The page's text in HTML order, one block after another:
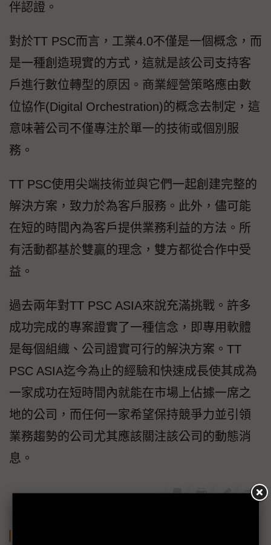
伴認證。
對於TT PSC而言，工業4.0不僅是一個概念，而
是一種創造現實的方式，這就是該公司支持客
戶進行數位轉型的原因。商業經營策略應由數
位協作(Digital Orchestration)的概念去制定，這
意味著公司不僅專注於單一的技術或個別服
務。
TT PSC使用尖端技術並與它們一起創建完整的
解決方案，致力於為客戶服務。此外，儘可能
在短的時間內為客戶提供業務利益的方法。所
有活動都基於雙贏的理念，雙方都從合作中受
益。
過去兩年對TT PSC ASIA來說充滿挑戰。許多
成功完成的專案證實了一種信念，即專用軟體
是每個組織、公司證實可行的解決方案。TT
PSC ASIA迄今為止的經驗和快速成長使其成為
一家成功在短時間內就能在市場上佔據一席之
地的公司，而任何一家希望保持競爭力並引領
業務趨勢的公司尤其應該關注該公司的動態消
息。